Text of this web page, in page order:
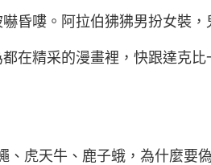
昏嘍。阿拉伯狒狒男扮女裝
在精采的漫畫裡，快跟達克比
虎天牛、鹿子蛾，為什麼要